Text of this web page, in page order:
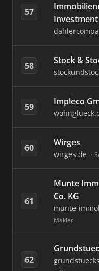
57
Investment
58 Stock &
59 Impleco
60 Wirges
wirges.de
61
Munte
Co. KG
munte-
Makler
62